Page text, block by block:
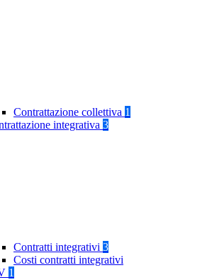
Contrattazione collettiva 1
integrativa 3
Contratti integrativi 3
Costi contratti integrativi
1